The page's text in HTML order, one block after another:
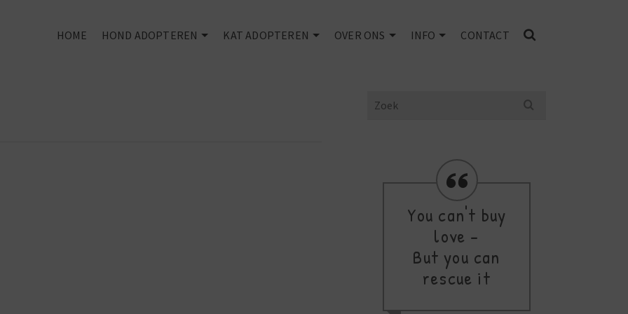
HOME HOND ADOPTEREN KAT ADOPTEREN OVER ONS INFO CONTACT
Search
You can't buy
love -
But you can
rescue it